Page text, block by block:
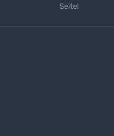
Seite!